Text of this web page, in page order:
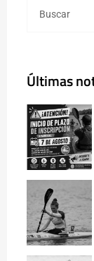
Últimas